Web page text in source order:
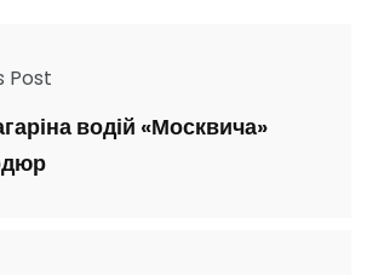
Post
водій «Москвича»